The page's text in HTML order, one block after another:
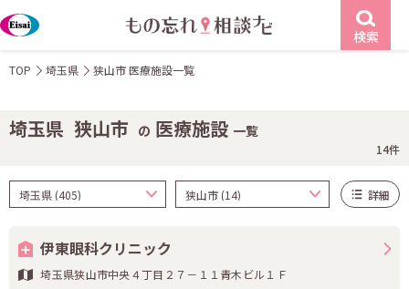
検索
TOP 埼玉県 狭山市 医療施設一覧
埼玉県 狭山市 の 医療施設 一覧
14件
詳細
伊東眼科クリニック
埼玉県狭山市中央４丁目２７－１１青木ビル１Ｆ